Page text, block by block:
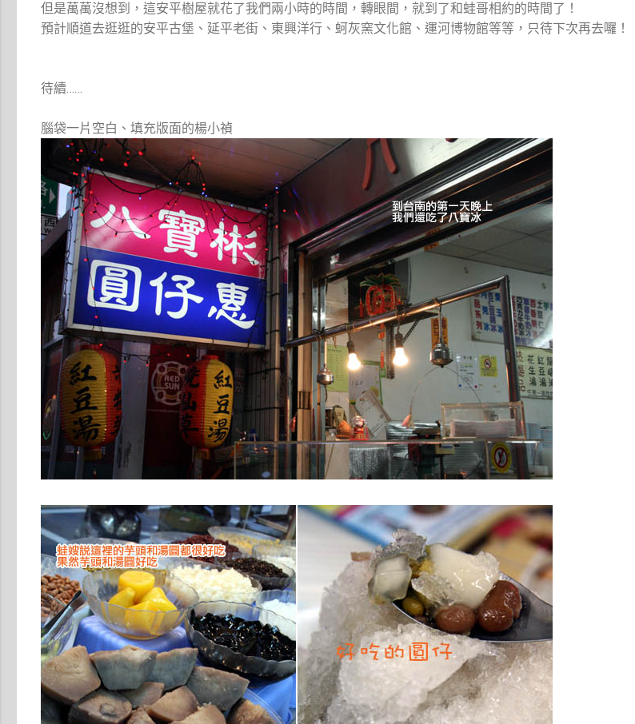
但是萬萬沒想到，這安平樹屋就花了我們兩小時的時間，轉眼間，就到了和蛙哥相約的時間了！
預計順道去逛逛的安平古堡、延平老街、東興洋行、蚵灰窯文化館、運河博物館等等，只待下次再去囉！
待續……
腦袋一片空白、填充版面的楊小禎